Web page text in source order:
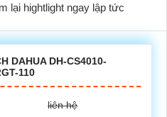
lại hightlight ngay lập tức
DAHUA DH-CS4010-
110
liên hệ